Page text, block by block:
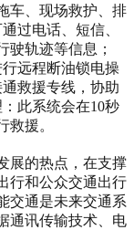
车、现场救护、排
过电话、短信、
驶轨迹等信息；
远程断油锁电操
救援专线，协助
此系统会在10秒
救援。
的热点，在支撑
行和公众交通出行
交通是未来交通系
通讯传输技术、电